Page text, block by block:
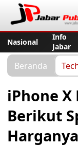
Nasional
Info
Jabar
Beranda
iPhone X
Berikut